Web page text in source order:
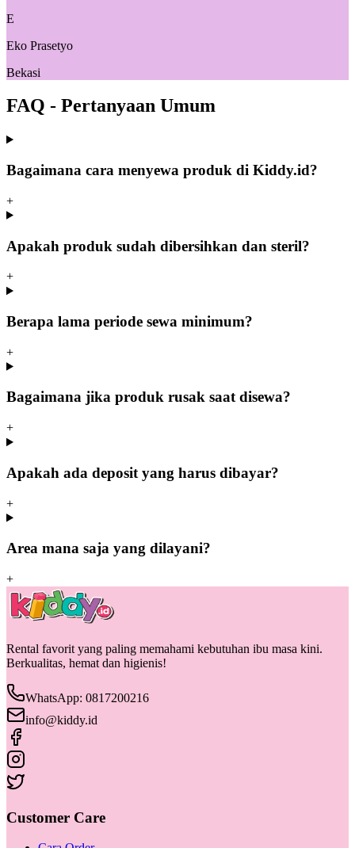
E
Eko Prasetyo
Bekasi
FAQ - Pertanyaan Umum
Bagaimana cara menyewa produk di Kiddy.id?
+
Apakah produk sudah dibersihkan dan steril?
+
Berapa lama periode sewa minimum?
+
Bagaimana jika produk rusak saat disewa?
+
Apakah ada deposit yang harus dibayar?
+
Area mana saja yang dilayani?
+
Rental favorit yang paling memahami kebutuhan ibu masa kini.
Berkualitas, hemat dan higienis!
WhatsApp: 0817200216
info@kiddy.id
Customer Care